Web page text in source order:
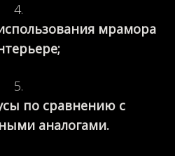
мрамора
по сравнению с
аналогами.